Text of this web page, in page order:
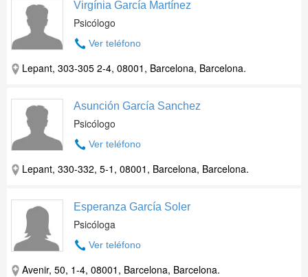
Virgínia García Martínez
Psicólogo
Ver teléfono
Lepant, 303-305 2-4, 08001, Barcelona, Barcelona.
Asunción García Sanchez
Psicólogo
Ver teléfono
Lepant, 330-332, 5-1, 08001, Barcelona, Barcelona.
Esperanza García Soler
Psicóloga
Ver teléfono
Avenir, 50, 1-4, 08001, Barcelona, Barcelona.